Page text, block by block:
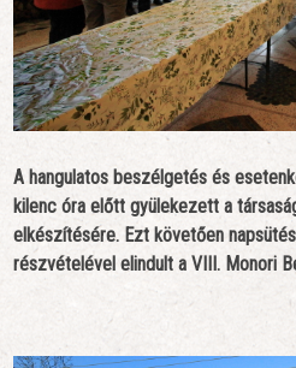
A hangulatos beszélgetés és
kilenc óra előtt gyülekezett a
elkészítésére. Ezt követően
részvételével elindult aVIII. Monori